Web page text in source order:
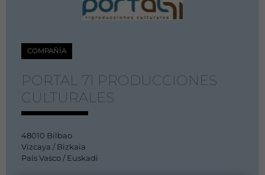
COMPAÑÍA
PORTAL 71 PRODUCCIONES
CULTURALES
48010 Bilbao
Vizcaya / Bizkaia
País Vasco / Euskadi